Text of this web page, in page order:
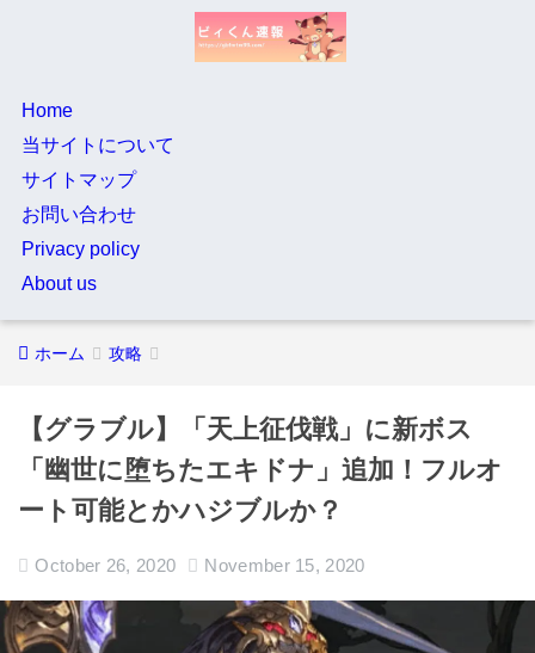
Home
当サイトについて
サイトマップ
お問い合わせ
Privacy policy
About us
ホーム 攻略
【グラブル】「天上征伐戦」に新ボス
「幽世に堕ちたエキドナ」追加！フルオ
ート可能とかハジブルか？
October 26, 2020 November 15, 2020